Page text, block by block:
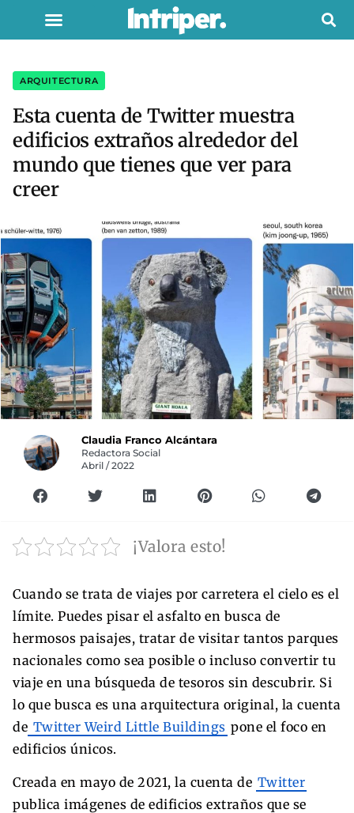
ARQUITECTURA
Esta cuenta de Twitter muestra
edificios extraños alrededor del
mundo que tienes que ver para
creer
Claudia Franco Alcántara
Redactora Social
Abril / 2022
¡Valora esto!
Cuando se trata de viajes por carretera el cielo es el
límite. Puedes pisar el asfalto en busca de
hermosos paisajes, tratar de visitar tantos parques
nacionales como sea posible o incluso convertir tu
viaje en una búsqueda de tesoros sin descubrir. Si
lo que busca es una arquitectura original, la cuenta
de Twitter Weird Little Buildings pone el foco en
edificios únicos.
Creada en mayo de 2021, la cuenta de Twitter
publica imágenes de edificios extraños que se